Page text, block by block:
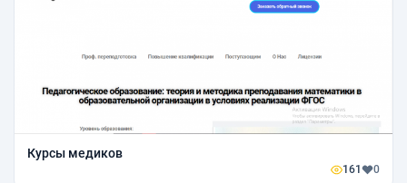
Курсы медиков
161 0